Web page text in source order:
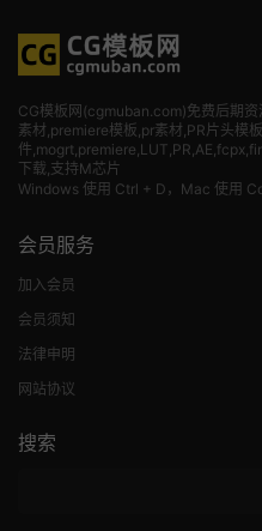
CG模板网(cgmuban.com)免费后期
素材 ,premiere模板,pr素材,PR片头模
件
下载,支持M芯片
Windows 使用 Ctrl + D，Mac 使用
会员服务
加入会员
会员须知
法律申明
网站协议
搜索